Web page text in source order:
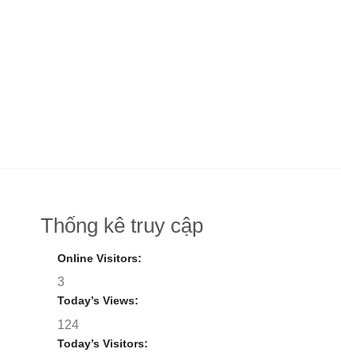
Thống kê truy cập
Online Visitors:
3
Today’s Views:
124
Today’s Visitors: